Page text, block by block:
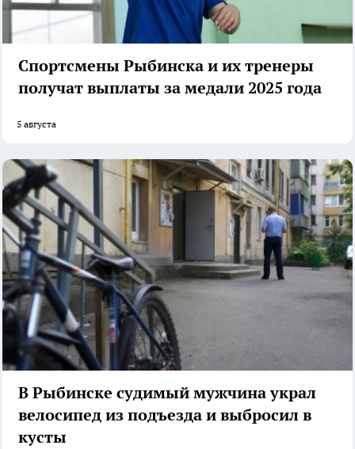
Спортсмены Рыбинска и их тренеры
получат выплаты за медали 2025 года
5 августа
В Рыбинске судимый мужчина украл
велосипед из подъезда и выбросил в
кусты